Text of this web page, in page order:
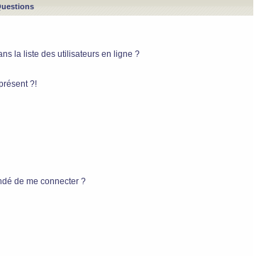
la liste des utilisateurs en ligne ?
?!
de me connecter ?